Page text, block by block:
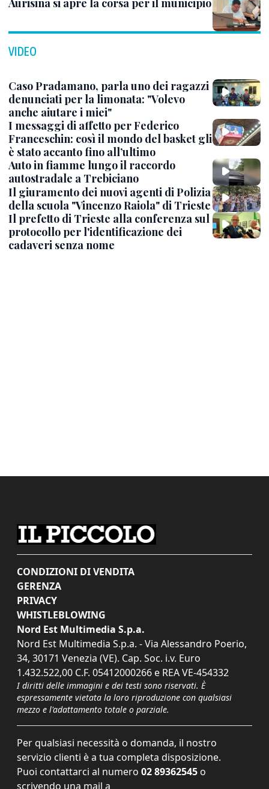
Aurisina si apre la corsa per il municipio
VIDEO
Caso Pradamano, parla uno dei ragazzi
denunciati per la limonata: "Volevo
anche aiutare i miei"
I messaggi di affetto per Federico
Franceschin: così il mondo del basket gli
è stato accanto fino all’ultimo
Auto in fiamme lungo il raccordo
autostradale a Trebiciano
Il giuramento dei nuovi agenti di Polizia
della scuola "Vincenzo Raiola" di Trieste
Il prefetto di Trieste alla conferenza sul
protocollo per l'identificazione dei
cadaveri senza nome
CONDIZIONI DI VENDITA
GERENZA
PRIVACY
WHISTLEBLOWING
Nord Est Multimedia S.p.a.
Nord Est Multimedia S.p.a. - Via Alessandro Poerio,
34, 30171 Venezia (VE). Cap. Soc. i.v. Euro
1.432.522,00 C.F. 05412000266 e REA VE-454332
I diritti delle immagini e dei testi sono riservati. È
espressamente vietata la loro riproduzione con qualsiasi
mezzo e l'adattamento totale o parziale.
Per qualsiasi necessità o domanda, il nostro
servizio clienti è a tua completa disposizione.
Puoi contattarci al numero 02 89362545 o
scrivendo una mail a